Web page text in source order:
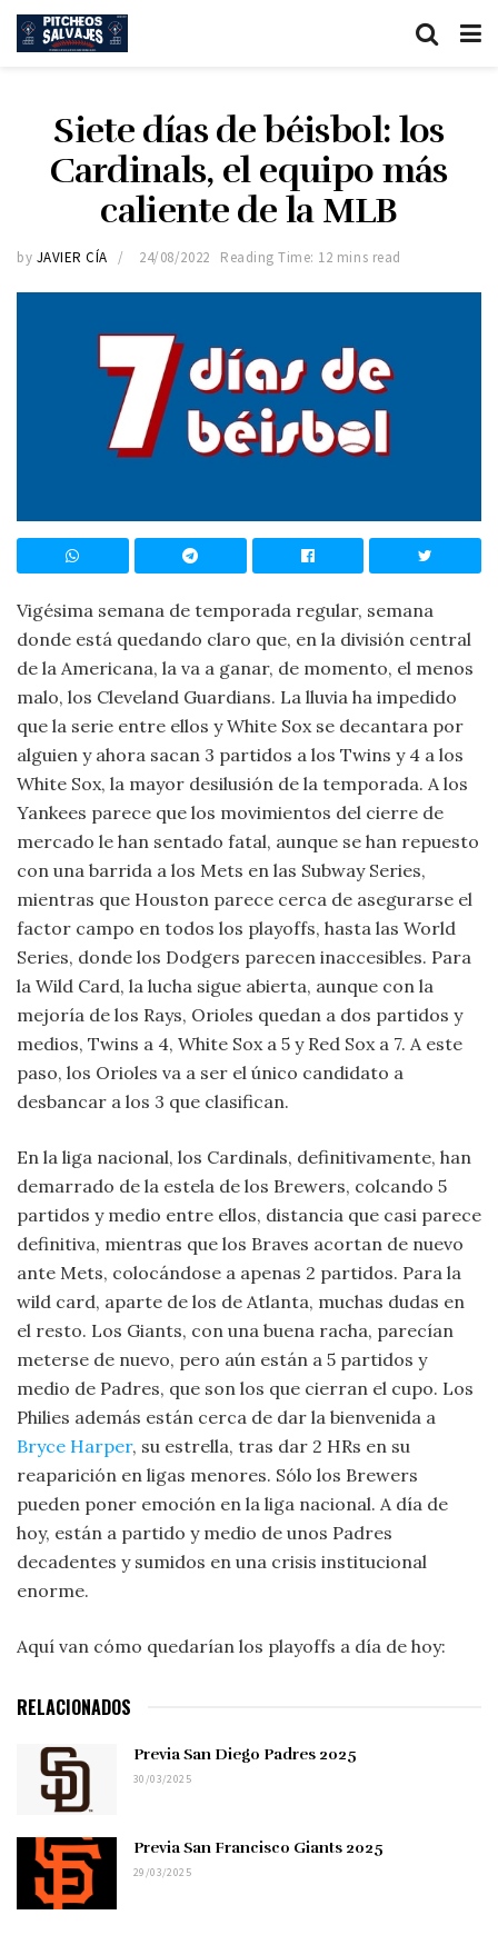
Siete días de béisbol: los
Cardinals, el equipo más
caliente de la MLB
by JAVIER CÍA 24/08/2022 Reading Time: 12 mins read
Vigésima semana de temporada regular, semana
donde está quedando claro que, en la división central
de la Americana, la va a ganar, de momento, el menos
malo, los Cleveland Guardians. La lluvia ha impedido
que la serie entre ellos y White Sox se decantara por
alguien y ahora sacan 3 partidos a los Twins y 4 a los
White Sox, la mayor desilusión de la temporada. A los
Yankees parece que los movimientos del cierre de
mercado le han sentado fatal, aunque se han repuesto
con una barrida a los Mets en las Subway Series,
mientras que Houston parece cerca de asegurarse el
factor campo en todos los playoffs, hasta las World
Series, donde los Dodgers parecen inaccesibles. Para
la Wild Card, la lucha sigue abierta, aunque con la
mejoría de los Rays, Orioles quedan a dos partidos y
medios, Twins a 4, White Sox a 5 y Red Sox a 7. A este
paso, los Orioles va a ser el único candidato a
desbancar a los 3 que clasifican.
En la liga nacional, los Cardinals, definitivamente, han
demarrado de la estela de los Brewers, colcando 5
partidos y medio entre ellos, distancia que casi parece
definitiva, mientras que los Braves acortan de nuevo
ante Mets, colocándose a apenas 2 partidos. Para la
wild card, aparte de los de Atlanta, muchas dudas en
el resto. Los Giants, con una buena racha, parecían
meterse de nuevo, pero aún están a 5 partidos y
medio de Padres, que son los que cierran el cupo. Los
Philies además están cerca de dar la bienvenida a
Bryce Harper, su estrella, tras dar 2 HRs en su
reaparición en ligas menores. Sólo los Brewers
pueden poner emoción en la liga nacional. A día de
hoy, están a partido y medio de unos Padres
decadentes y sumidos en una crisis institucional
enorme.
Aquí van cómo quedarían los playoffs a día de hoy:
RELACIONADOS
Previa San Diego Padres 2025
30/03/2025
Previa San Francisco Giants 2025
29/03/2025